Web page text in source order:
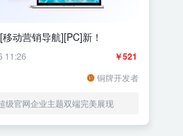
动营销导航][PC]新！
￥521
11:26
铜牌开发者
级官网企业主题双端完美展现